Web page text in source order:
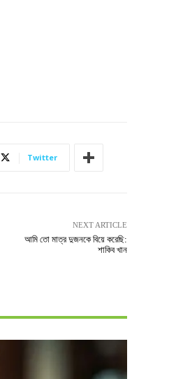
Twitter
NEXT ARTICLE
আমি তো মাত্র দুজনকে বিয়ে করেছি:
শাকিব খান